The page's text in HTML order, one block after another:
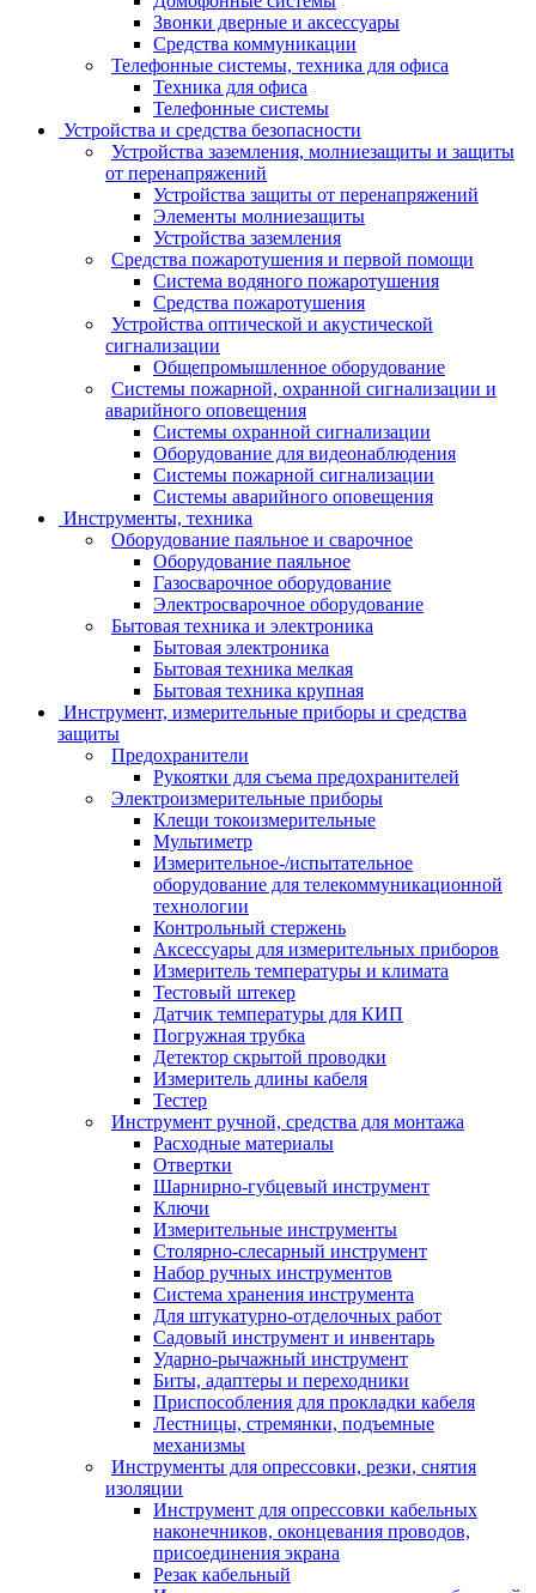
Звонки дверные и аксессуары
Средства коммуникации
Телефонные системы, техника для офиса
Техника для офиса
Телефонные системы
Устройства и средства безопасности
Устройства заземления, молниезащиты и защиты
от перенапряжений
Устройства защиты от перенапряжений
Элементы молниезащиты
Устройства заземления
Средства пожаротушения и первой помощи
Система водяного пожаротушения
Средства пожаротушения
Устройства оптической и акустической
сигнализации
Общепромышленное оборудование
Системы пожарной, охранной сигнализации и
аварийного оповещения
Системы охранной сигнализации
Оборудование для видеонаблюдения
Системы пожарной сигнализации
Системы аварийного оповещения
Инструменты, техника
Оборудование паяльное и сварочное
Оборудование паяльное
Газосварочное оборудование
Электросварочное оборудование
Бытовая техника и электроника
Бытовая электроника
Бытовая техника мелкая
Бытовая техника крупная
Инструмент, измерительные приборы и средства
защиты
Предохранители
Рукоятки для съема предохранителей
Электроизмерительные приборы
Клещи токоизмерительные
Мультиметр
Измерительное-/испытательное
оборудование для телекоммуникационной
технологии
Контрольный стержень
Аксессуары для измерительных приборов
Измеритель температуры и климата
Тестовый штекер
Датчик температуры для КИП
Погружная трубка
Детектор скрытой проводки
Измеритель длины кабеля
Тестер
Инструмент ручной, средства для монтажа
Расходные материалы
Отвертки
Шарнирно-губцевый инструмент
Ключи
Измерительные инструменты
Столярно-слесарный инструмент
Набор ручных инструментов
Система хранения инструмента
Для штукатурно-отделочных работ
Садовый инструмент и инвентарь
Ударно-рычажный инструмент
Биты, адаптеры и переходники
Приспособления для прокладки кабеля
Лестницы, стремянки, подъемные
механизмы
Инструменты для опрессовки, резки, снятия
изоляции
Инструмент для опрессовки кабельных
наконечников, оконцевания проводов,
присоединения экрана
Резак кабельный